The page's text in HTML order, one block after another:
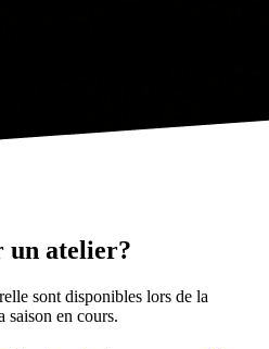
un atelier?
sont disponibles lors de la
saison en cours.